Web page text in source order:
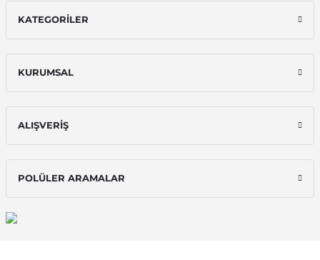
KATEGORİLER
KURUMSAL
ALIŞVERİŞ
POLÜLER ARAMALAR